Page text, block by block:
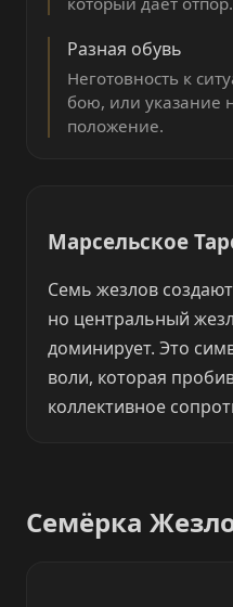
Разная обувь
Неготовность к
бою, или указание
положение.
Марсельское
Семь жезлов
но центральный
доминирует. Это
воли, которая
коллективное
Семёрка